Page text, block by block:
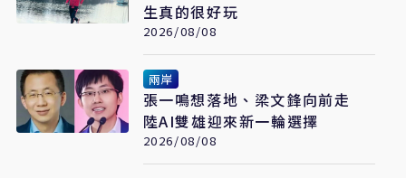
生真的很好玩
2026/08/08
兩岸
張一鳴想落地、梁文鋒向前走
陸AI雙雄迎來新一輪選擇
2026/08/08